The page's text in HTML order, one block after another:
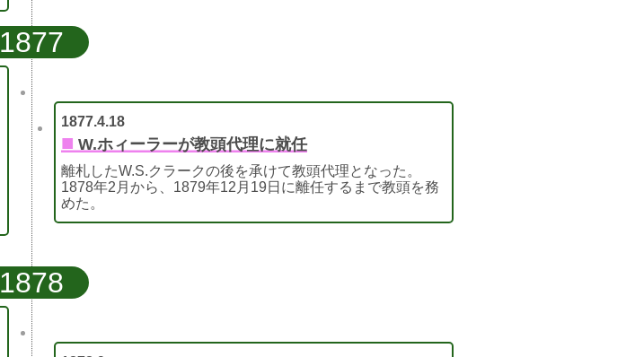
1877
1877.4.18
■ W.ホィーラーが教頭代理に就任
離札したW.S.クラークの後を承けて教頭代理となった。
1878年2月から、1879年12月19日に離任するまで教頭を務
めた。
1878